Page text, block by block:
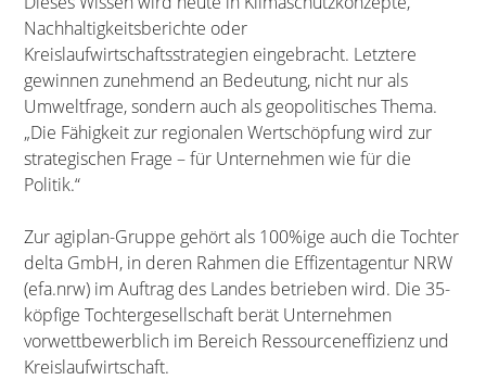
Nachhaltigkeitsberichte oder
Kreislaufwirtschaftsstrategien eingebracht. Letztere
gewinnen zunehmend an Bedeutung, nicht nur als
Umweltfrage, sondern auch als geopolitisches Thema.
„Die Fähigkeit zur regionalen Wertschöpfung wird zur
strategischen Frage – für Unternehmen wie für die
Politik.“
Zur agiplan-Gruppe gehört als 100%ige auch die Tochter
delta GmbH, in deren Rahmen die Effizentagentur NRW
(efa.nrw) im Auftrag des Landes betrieben wird. Die 35-
köpfige Tochtergesellschaft berät Unternehmen
vorwettbewerblich im Bereich Ressourceneffizienz und
Kreislaufwirtschaft.